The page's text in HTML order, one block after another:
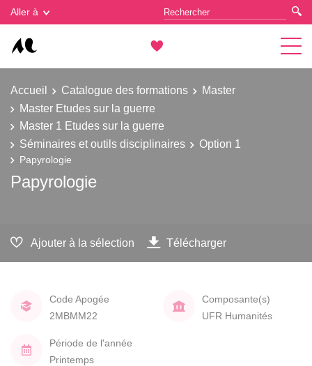
Aller à
Accueil Catalogue des formations
Master
Master Etudes sur la guerre
Master 1 Etudes sur la guerre
Séminaires et outils disciplinaires
Option 1
Papyrologie
Papyrologie
Ajouter à la sélection Télécharger
Code Apogée
2MBMM22
Composante(s)
UFR Humanités
Période de l'année
Printemps
Gestion des cookies